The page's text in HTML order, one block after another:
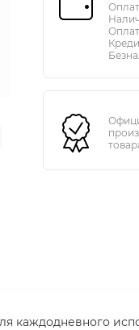
каждодневного